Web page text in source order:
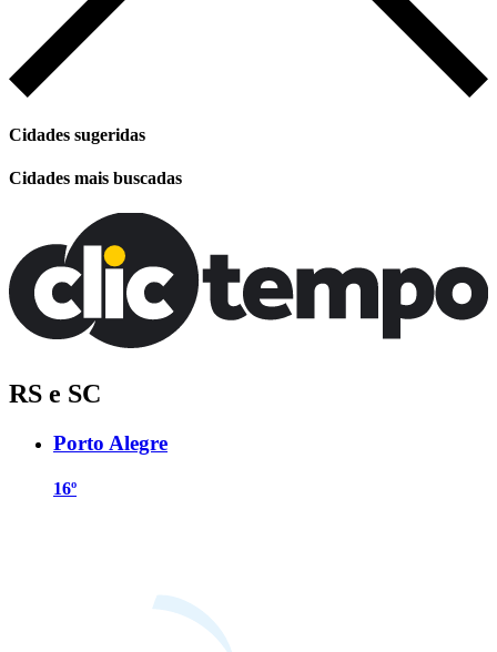
Cidades sugeridas
Cidades mais buscadas
RS e SC
Porto Alegre
16º